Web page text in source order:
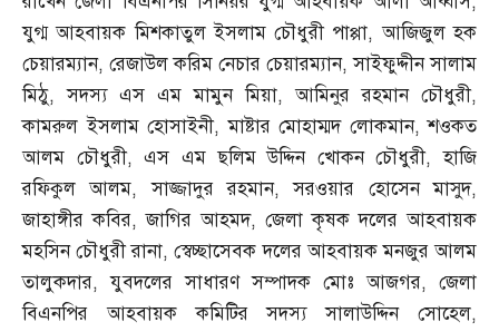
যুগ্ম আহবায়ক মিশকাতুল ইসলাম চৌধুরী পাপ্পা,আজিজুল হক
চেয়ারম্যান, রেজাউল করিম নেচার চেয়ারম্যান,সাইফুদ্দীন সালাম
মিঠু,সদস্য এস এম মামুন মিয়া,আমিনুর রহমান চৌধুরী,
কামরুল ইসলাম হোসাইনী,মাষ্টার মোহাম্মদ লোকমান,শওকত
আলম চৌধুরী,এস এম ছলিম উদ্দিন খোকন চৌধুরী,হাজি
রফিকুল আলম,সাজ্জাদুর রহমান,সরওয়ার হোসেন মাসুদ,
জাহাঙ্গীর কবির,জাগির আহমদ, জেলা কৃষক দলের আহবায়ক
মহসিন চৌধুরী রানা,স্বেচ্ছাসেবক দলের আহবায়ক মনজুর আলম
তালুকদার,যুবদলের সাধারণ সম্পাদক মোঃ আজগর, জেলা
বিএনপির আহবায়ক কমিটির সদস্য সালাউদ্দিন সোহেল,